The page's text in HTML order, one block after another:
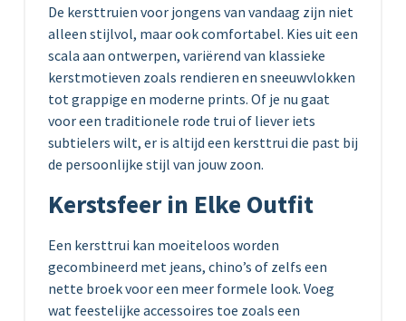
De kersttruien voor jongens van vandaag zijn niet
alleen stijlvol, maar ook comfortabel. Kies uit een
scala aan ontwerpen, variërend van klassieke
kerstmotieven zoals rendieren en sneeuwvlokken
tot grappige en moderne prints. Of je nu gaat
voor een traditionele rode trui of liever iets
subtielers wilt, er is altijd een kersttrui die past bij
de persoonlijke stijl van jouw zoon.
Kerstsfeer in Elke Outfit
Een kersttrui kan moeiteloos worden
gecombineerd met jeans, chino’s of zelfs een
nette broek voor een meer formele look. Voeg
wat feestelijke accessoires toe zoals een